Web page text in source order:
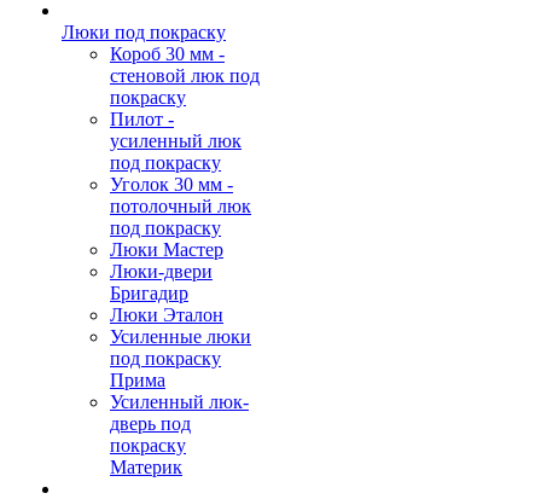
Люки под покраску
Короб 30 мм -
стеновой люк под
покраску
Пилот -
усиленный люк
под покраску
Уголок 30 мм -
потолочный люк
под покраску
Люки Мастер
Люки-двери
Бригадир
Люки Эталон
Усиленные люки
под покраску
Прима
Усиленный люк-
дверь под
покраску
Материк